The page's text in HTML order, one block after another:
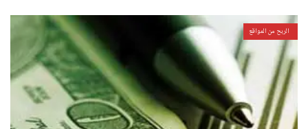
الربح من المواقع